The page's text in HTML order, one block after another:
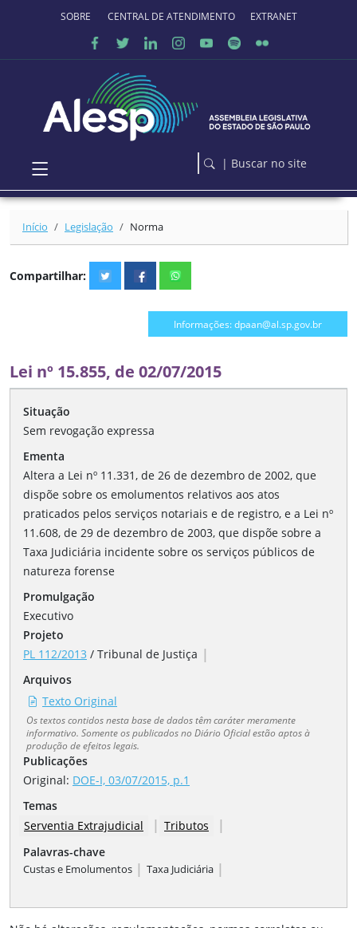
Ir para o conteúdo principal
SOBRE O PORTALCENTRAL DE ATENDIMENTO EXTRANET
| Buscar no site
Início Legislação Norma
Compartilhar:
Informações: dpaan@al.sp.gov.br
Lei nº 15.855, de 02/07/2015
Situação
Sem revogação expressa
Ementa
Altera a Lei nº 11.331, de 26 de dezembro de 2002, que
dispõe sobre os emolumentos relativos aos atos
praticados pelos serviços notariais e de registro, e a Lei nº
11.608, de 29 de dezembro de 2003, que dispõe sobre a
Taxa Judiciária incidente sobre os serviços públicos de
natureza forense
Promulgação
Executivo
Projeto
PL 112/2013 / Tribunal de Justiça |
Arquivos
Texto Original
Os textos contidos nesta base de dados têm caráter meramente
informativo. Somente os publicados no Diário Oficial estão aptos à
produção de efeitos legais.
Publicações
Original: DOE-I, 03/07/2015, p.1
Temas
Serventia Extrajudicial
| Tributos |
Palavras-chave
Custas e Emolumentos | Taxa Judiciária |